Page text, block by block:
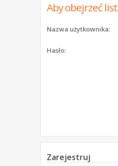
Aby obejrzeć
Nazwa użytkownika:
Hasło:
Zarejestruj